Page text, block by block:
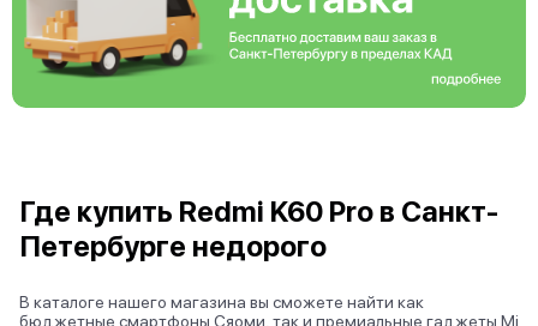
Где купить Redmi K60 Pro в Санкт-
Петербурге недорого
В каталоге нашего магазина вы сможете найти как
бюджетные смартфоны Сяоми, так и премиальные гаджеты Mi